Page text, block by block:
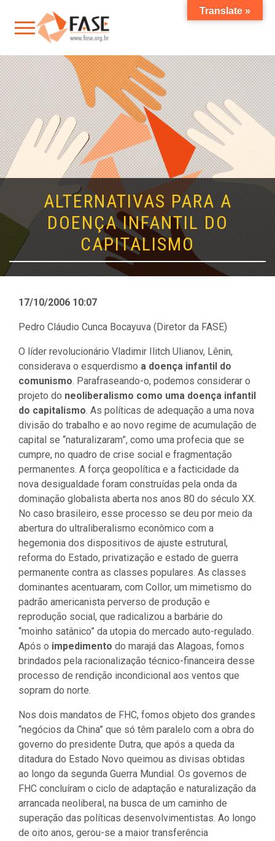
ALTERNATIVAS PARA A
DOENÇA INFANTIL DO
CAPITALISMO
17/10/2006 10:07
Pedro Cláudio Cunca Bocayuva (Diretor da FASE)
O líder revolucionário Vladimir Ilitch Ulianov, Lênin,
considerava o esquerdismo a doença infantil do
comunismo. Parafraseando-o, podemos considerar o
projeto do neoliberalismo como uma doença infantil
do capitalismo. As políticas de adequação a uma nova
divisão do trabalho e ao novo regime de acumulação de
capital se “naturalizaram”, como uma profecia que se
cumpre, no quadro de crise social e fragmentação
permanentes. A força geopolítica e a facticidade da
nova desigualdade foram construídas pela onda da
dominação globalista aberta nos anos 80 do século XX.
No caso brasileiro, esse processo se deu por meio da
abertura do ultraliberalismo econômico com a
hegemonia dos dispositivos de ajuste estrutural,
reforma do Estado, privatização e estado de guerra
permanente contra as classes populares. As classes
dominantes acentuaram, com Collor, um mimetismo do
padrão americanista perverso de produção e
reprodução social, que radicalizou a barbárie do
“moinho satânico” da utopia do mercado auto-regulado.
Após o impedimento do marajá das Alagoas, fomos
brindados pela racionalização técnico-financeira desse
processo de rendição incondicional aos ventos que
sopram do norte.
Nos dois mandatos de FHC, fomos objeto dos grandes
“negócios da China” que só têm paralelo com a obra do
governo do presidente Dutra, que após a queda da
ditadura do Estado Novo queimou as divisas obtidas
ao longo da segunda Guerra Mundial. Os governos de
FHC concluíram o ciclo de adaptação e naturalização da
arrancada neoliberal, na busca de um caminho de
superação das políticas desenvolvimentistas. Ao longo
de oito anos, gerou-se a maior transferência
Translate »